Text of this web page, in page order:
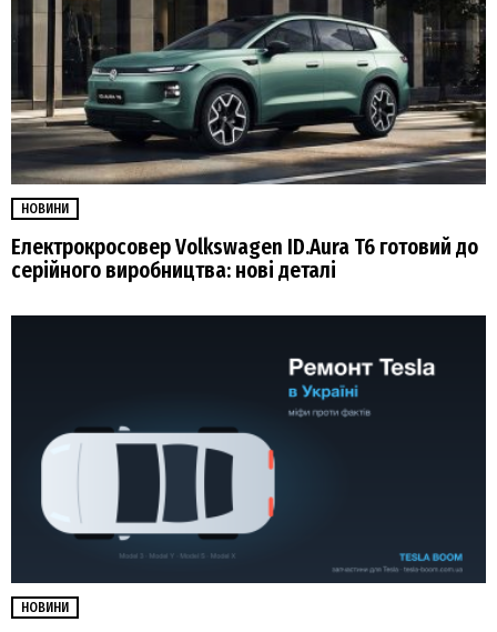
НОВИНИ
Електрокросовер Volkswagen ID.Aura T6 готовий до
серійного виробництва: нові деталі
НОВИНИ